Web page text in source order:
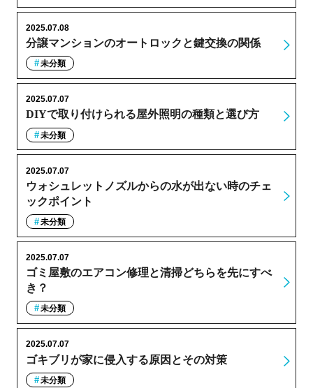
分譲マンションのオートロックと鍵交換の関係
2025.07.08
未分類
DIYで取り付けられる屋外照明の種類と選び方
2025.07.07
未分類
ウォシュレットノズルからの水が出ない時のチェ
ックポイント
2025.07.07
未分類
ゴミ屋敷のエアコン修理と清掃どちらを先にすべ
き？
2025.07.07
未分類
ゴキブリが家に侵入する原因とその対策
2025.07.07
未分類